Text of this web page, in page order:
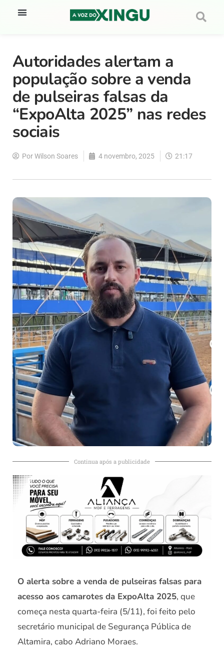
Autoridades alertam a
população sobre a venda
de pulseiras falsas da
“ExpoAlta 2025” nas redes
sociais
PorWilson Soares 4 novembro, 2025 21:17
Continua após a publicidade
O alerta sobre a venda de pulseiras falsas para
acesso aos camarotes da ExpoAlta 2025, que
começa nesta quarta-feira (5/11), foi feito pelo
secretário municipal de Segurança Pública de
Altamira, cabo Adriano Moraes.